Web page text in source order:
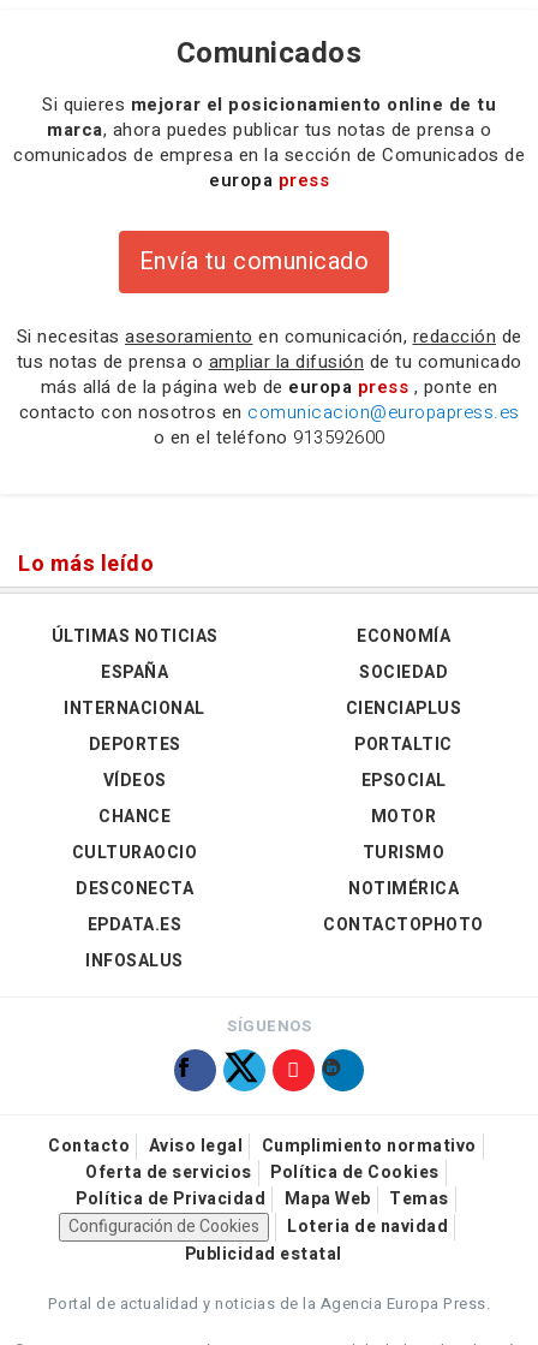
Comunicados
Si quieres mejorar el posicionamiento online de tu
marca, ahora puedes publicar tus notas de prensa o
comunicados de empresa en la sección de Comunicados de
europa press
Envía tu comunicado
Si necesitas asesoramiento en comunicación, redacción de
tus notas de prensa o ampliar la difusión de tu comunicado
más allá de la página web de europa press , ponte en
contacto con nosotros en comunicacion@europapress.es
o en el teléfono 913592600
Lo más leído
ÚLTIMAS NOTICIAS
ESPAÑA
INTERNACIONAL
DEPORTES
VÍDEOS
ECONOMÍA
SOCIEDAD
CIENCIAPLUS
PORTALTIC
EPSOCIAL
CHANCE
CULTURAOCIO
DESCONECTA
EPDATA.ES
INFOSALUS
MOTOR
TURISMO
NOTIMÉRICA
CONTACTOPHOTO
SÍGUENOS
Contacto Aviso legal
Cumplimiento normativo
Oferta de servicios
Política de Cookies
Política de Privacidad
Mapa Web
Temas
Configuración de Cookies
Loteria de navidad
Publicidad estatal
Portal de actualidad y noticias de la Agencia Europa Press.